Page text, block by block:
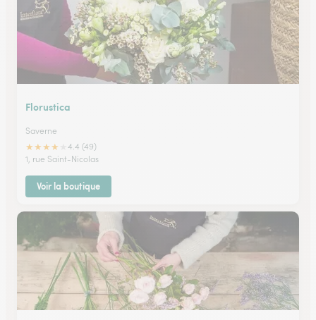
Florustica
Saverne
★★★★
4.4 (49)
1, rue Saint-Nicolas
Voir la boutique